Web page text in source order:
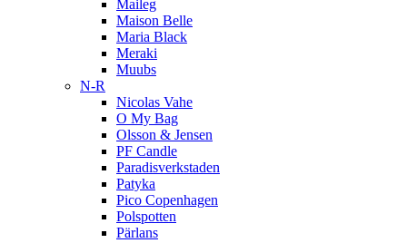
Maileg
Maison Belle
Maria Black
Meraki
Muubs
N-R
Nicolas Vahe
O My Bag
Olsson & Jensen
PF Candle
Paradisverkstaden
Patyka
Pico Copenhagen
Polspotten
Pärlans